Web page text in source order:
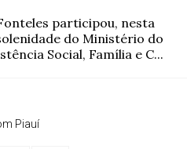
participou, nesta
do Ministério do
Social, Família e C...
Piauí